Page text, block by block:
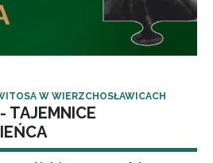
W WIERZCHOSŁAWICACH
TAJEMNICE